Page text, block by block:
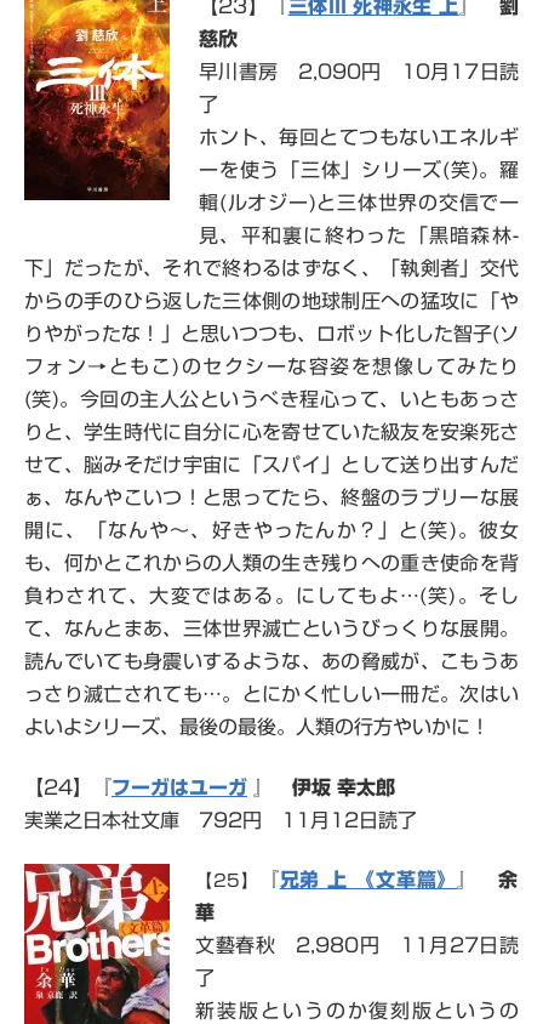
【23】『三体III 死神永生 上
劉
慈欣
早川書房 2,090円 10月17日読
了
ホント、毎回とてつもないエネルギ
ーを使う「三体」シリーズ(笑)。羅
輯(ルオジー)と三体世界の交信で一
見、平和裏に終わった「黒暗森林-
下」だったが、それで終わるはずなく、「執剣者」交代
からの手のひら返した三体側の地球制圧への猛攻に「や
りやがったな！」と思いつつも、ロボット化した智子(ソ
フォン→ともこ)のセクシーな容姿を想像してみたり
(笑)。今回の主人公というべき程心って、いともあっさ
りと、学生時代に自分に心を寄せていた級友を安楽死さ
せて、脳みそだけ宇宙に「スパイ」として送り出すんだ
ぁ、なんやこいつ！と思ってたら、終盤のラブリーな展
開に、「なんや～、好きやったんか？」と(笑)。彼女
も、何かとこれからの人類の生き残りへの重き使命を背
負わされて、大変ではある。にしてもよ…(笑)。そし
て、なんとまあ、三体世界滅亡というびっくりな展開。
読んでいても身震いするような、あの脅威が、こもうあ
っさり滅亡されても…。とにかく忙しい一冊だ。次はい
よいよシリーズ、最後の最後。人類の行方やいかに！
【24】『フーガはユーガ
伊坂 幸太郎
実業之日本社文庫 792円 11月12日読了
【25】 『兄弟 上 《文革篇》 』余
華
文藝春秋 2,980円 11月27日読
了
新装版というのか復刻版というの